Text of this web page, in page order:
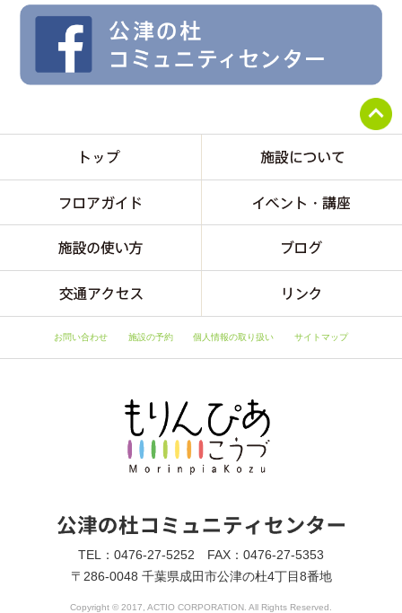
お問い合わせ 施設の予約 個人情報の取り扱い サイトマップ
TEL：0476-27-5252 FAX：0476-27-5353
〒286-0048 千葉県成田市公津の杜4丁目8番地
Copyright © 2017, ACTIO CORPORATION. All Rights Reserved.